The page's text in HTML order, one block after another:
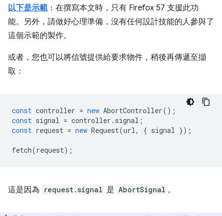
以下是示範 ：在撰寫本文時，只有 Firefox 57 支援此功
能。另外，請做好心理準備，沒有任何設計技能的人參與了
這個示範的製作。
或者，您也可以將信號提供給要求物件，稍後再傳遞至擷
取：
const controller = new AbortController();
const signal = controller . signal ;
const request = new Request(url, { signal });
fetch(request);
這是因為 request.signal 是 AbortSignal 。